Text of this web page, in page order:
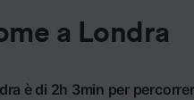
a Londra
è di 2h 3min per